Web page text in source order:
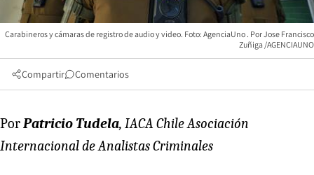
Carabineros y cámaras de registro de audio y video. Foto: AgenciaUno
Jose Francisco
Zuñiga /AGENCIAUNO
Compartir Comentarios
PorPatricio Tudela, IACA Chile Asociación
Internacional de Analistas Criminales